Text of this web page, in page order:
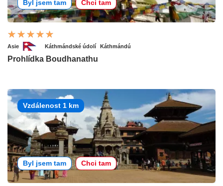
Byl jsem tam Chci tam
Asie Káthmándské údolí Káthmándú
Prohlídka Boudhanathu
Vzdálenost 1 km
Byl jsem tam Chci tam